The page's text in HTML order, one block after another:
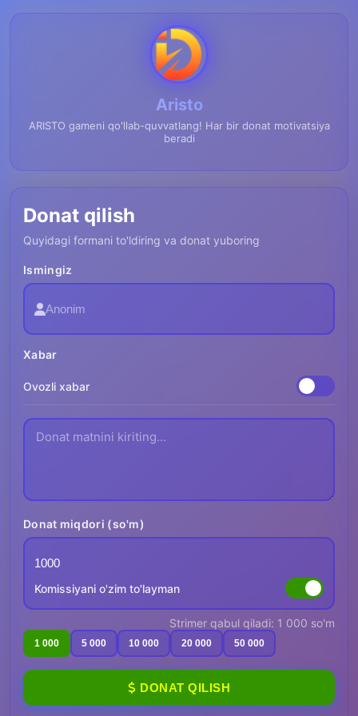
Aristo
ARISTO gameni qo'llab-quvvatlang! Har bir donat motivatsiya
beradi
Donat qilish
Quyidagi formani to'ldiring va donat yuboring
Ismingiz
Xabar
Ovozli xabar
Donat miqdori (so'm)
Komissiyani o'zim to'layman
Strimer qabul qiladi: 1 000 so'm
1 000 5 000 10 000 20 000 50 000
DONAT QILISH